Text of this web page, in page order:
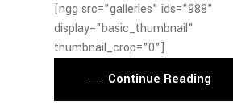
[ngg src="galleries" ids="988"
display="basic_thumbnail"
thumbnail_crop="0"]
Continue Reading